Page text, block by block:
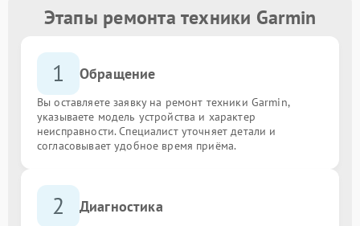
Этапы ремонта техники Garmin
1 Обращение
Вы оставляете заявку на ремонт техники Garmin,
указываете модель устройства и характер
неисправности. Специалист уточняет детали и
согласовывает удобное время приёма.
2 Диагностика